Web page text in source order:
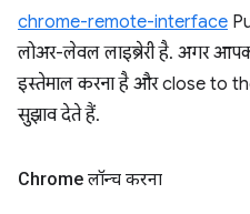
chrome-remote-interface
लोअर-लेवल लाइब्रेरी है. अगर
इस्तेमाल करना है और close to
सुझाव देते हैं.
Chrome लॉन्च करना